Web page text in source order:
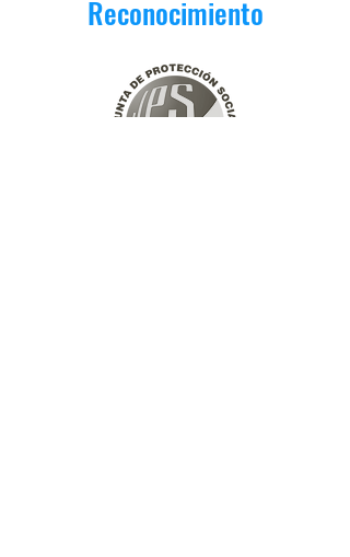
Bendito Solano
Reconocimiento